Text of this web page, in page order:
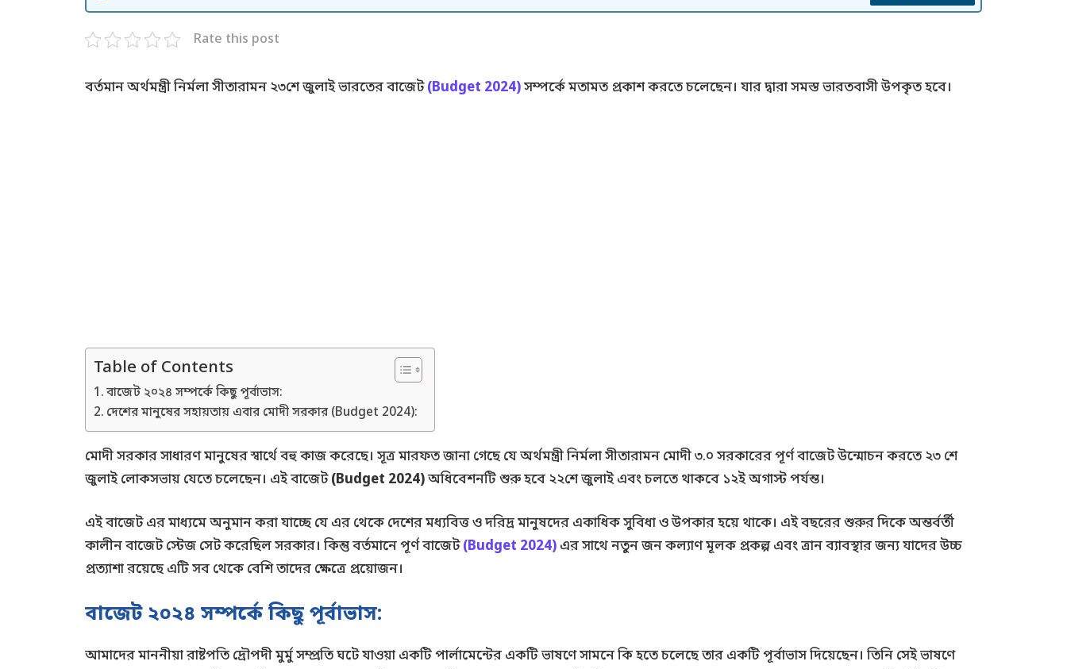
Rate this post
বর্তমান অর্থমন্ত্রী নির্মলা সীতারামন ২৩শে জুলাই ভারতের বাজেট(Budget 2024)সম্পর্কে মতামত প্রকাশ করতে চলেছেন। যার দ্বারা সমস্ত ভারতবাসী উপকৃত হবে।
Table of Contents
বাজেট ২০২৪ সম্পর্কে কিছু পূর্বাভাস:
দেশের মানুষের সহায়তায় এবার মোদী সরকার (Budget 2024):
মোদী সরকার সাধারণ মানুষের স্বার্থে বহু কাজ করেছে। সূত্র মারফত জানা গেছে যে অর্থমন্ত্রী নির্মলা সীতারামন মোদী ৩.০ সরকারের পূর্ণ বাজেট উন্মোচন করতে ২৩ শে
জুলাই লোকসভায় যেতে চলেছেন। এই বাজেট(Budget 2024)অধিবেশনটি শুরু হবে ২২শে জুলাই এবং চলতে থাকবে ১২ই অগাস্ট পর্যন্ত।
এই বাজেট এর মাধ্যমে অনুমান করা যাচ্ছে যে এর থেকে দেশের মধ্যবিত্ত ও দরিদ্র মানুষদের একাধিক সুবিধা ও উপকার হয়ে থাকে। এই বছরের শুরুর দিকে অন্তর্বর্তী
কালীন বাজেট স্টেজ সেট করেছিল সরকার। কিন্তু বর্তমানে পূর্ণ বাজেট(Budget 2024) এর সাথে নতুন জন কল্যাণ মূলক প্রকল্প এবং ত্রান ব্যাবস্থার জন্য যাদের উচ্চ
প্রত্যাশা রয়েছে এটি সব থেকে বেশি তাদের ক্ষেত্রে প্রয়োজন।
বাজেট ২০২৪ সম্পর্কে কিছু পূর্বাভাস:
আমাদের মাননীয়া রাষ্টপতি দ্রৌপদী মুর্মু সম্প্রতি ঘটে যাওয়া একটি পার্লামেন্টের একটি ভাষণে সামনে কি হতে চলেছে তার একটি পূর্বাভাস দিয়েছেন। তিনি সেই ভাষণে